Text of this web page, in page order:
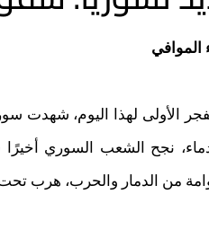
الموافي
الأولى لهذا اليوم، شهدت
نجح الشعب السوري
من الدمار والحرب، هرب تحت